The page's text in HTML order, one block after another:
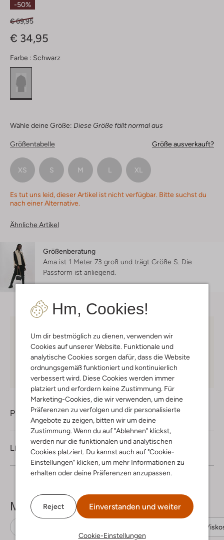
Hm, Cookies!
Um dir bestmöglich zu dienen, verwenden wir
Cookies auf unserer Website. Funktionale und
analytische Cookies sorgen dafür, dass die Website
ordnungsgemäß funktioniert und kontinuierlich
verbessert wird. Diese Cookies werden immer
platziert und erfordern keine Zustimmung. Für
Marketing-Cookies, die wir verwenden, um deine
Präferenzen zu verfolgen und dir personalisierte
Angebote zu zeigen, bitten wir um deine
Zustimmung. Wenn du auf "Ablehnen" klickst,
werden nur die funktionalen und analytischen
Cookies platziert. Du kannst auch auf "Cookie-
Einstellungen" klicken, um mehr Informationen zu
erhalten oder deine Präferenzen anzupassen.
Reject Einverstanden und weiter
Cookie-Einstellungen
-50%
€ 69,95
€ 34,95
Farbe : Schwarz
Wähle deine Größe: Diese Größe fällt normal aus
Größentabelle Größe ausverkauft?
XS S M L XL
Es tut uns leid, dieser Artikel ist nicht verfügbar. Bitte suchst du
nach einer Alternative.
Ähnliche Artikel
Größenberatung
Ama ist 1 Meter 73 groß und trägt Größe S. Die
Passform ist anliegend
Kostenloser Versandab € 75 für Club-Omoda
Mitglieder in Deutschland
Kauf auf Rechnung 30 TagenRückgaberecht
Produktinformation
Lieferung & Rückgabe
Mehr sehen
Ecovero-